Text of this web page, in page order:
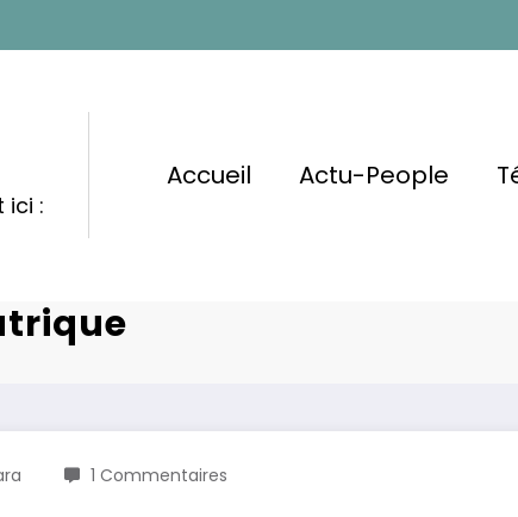
ici :
Accueil Actu-People
De Vianney Pour
La Lutte Contre Le
1 Commentaires